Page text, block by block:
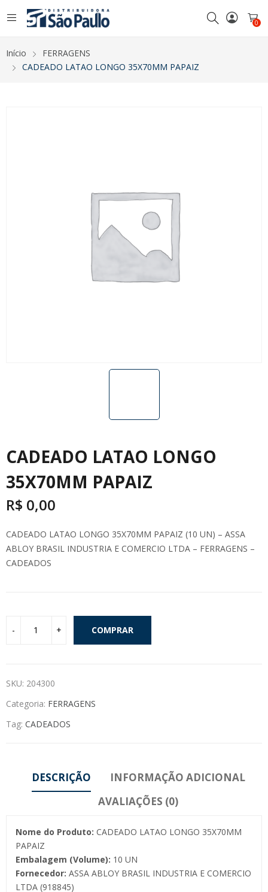
0
Início
FERRAGENS
CADEADO LATAO LONGO 35X70MM PAPAIZ
CADEADO LATAO LONGO
35X70MM PAPAIZ
R$ 0,00
CADEADO LATAO LONGO 35X70MM PAPAIZ (10 UN) – ASSA
ABLOY BRASIL INDUSTRIA E COMERCIO LTDA – FERRAGENS –
CADEADOS
COMPRAR
SKU: 204300
Categoria: FERRAGENS
Tag: CADEADOS
DESCRIÇÃO
INFORMAÇÃO ADICIONAL
AVALIAÇÕES (0)
Nome do Produto: CADEADO LATAO LONGO 35X70MM
PAPAIZ
Embalagem (Volume): 10 UN
Fornecedor: ASSA ABLOY BRASIL INDUSTRIA E COMERCIO
LTDA (918845)